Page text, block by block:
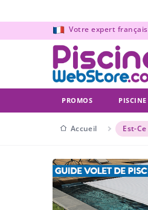
Votre expert
PROMOS PISCINE
Accueil Est-